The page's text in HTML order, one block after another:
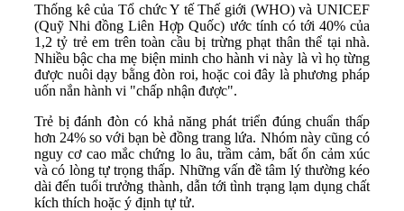
Thống kê của Tổ chức Y tế Thế giới (WHO) và UNICEF
(Quỹ Nhi đồng Liên Hợp Quốc) ước tính có tới 40% của
1,2 tỷ trẻ em trên toàn cầu bị trừng phạt thân thể tại nhà.
Nhiều bậc cha mẹ biện minh cho hành vi này là vì họ từng
được nuôi dạy bằng đòn roi, hoặc coi đây là phương pháp
uốn nắn hành vi "chấp nhận được".
Trẻ bị đánh đòn có khả năng phát triển đúng chuẩn thấp
hơn 24% so với bạn bè đồng trang lứa. Nhóm này cũng có
nguy cơ cao mắc chứng lo âu, trầm cảm, bất ổn cảm xúc
và có lòng tự trọng thấp. Những vấn đề tâm lý thường kéo
dài đến tuổi trưởng thành, dẫn tới tình trạng lạm dụng chất
kích thích hoặc ý định tự tử.